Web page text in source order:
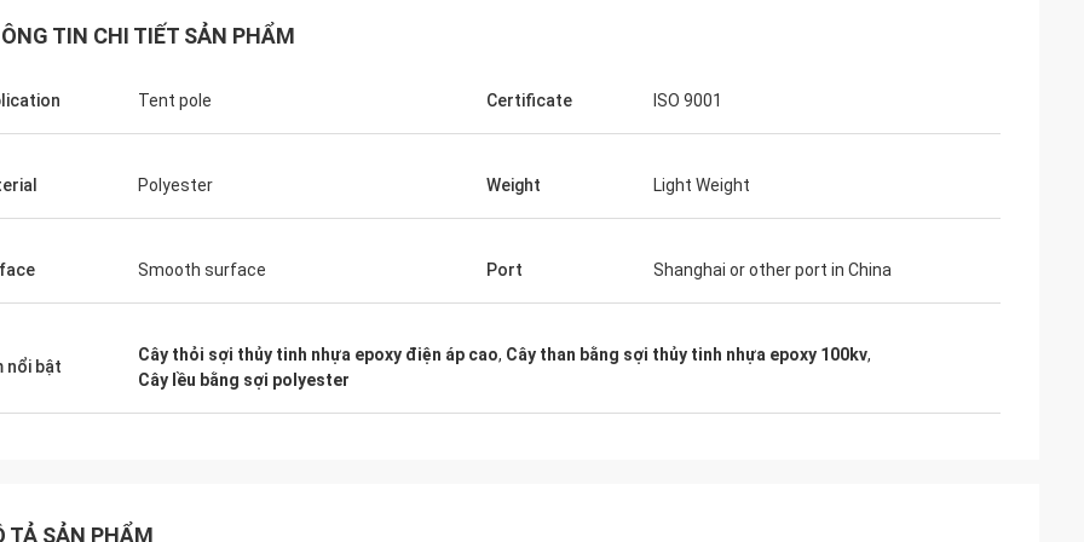
Edson Polli Junior
có chức năng)
Edson Polli Junior
bây giờ có chức năng)
Cynthia Zane
TIN CHI TIẾT SẢN PHẨM
Tent pole Certificate ISO 9001
Polyester Weight Light Weight
Smooth surface Port Shanghai or other port in China
nổi bật
Cây thỏi sợi thủy tinh nhựa epoxy điện áp cao, Cây than bằng sợi thủy tinh nhựa epoxy 100kv,
Cây lều bằng sợi polyester
TẢ SẢN PHẨM